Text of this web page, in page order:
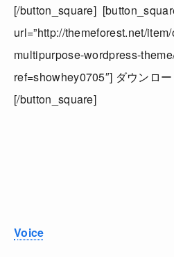
[/button_square]
url=”http://themeforest.net/
multipurpose-wordpress-
ref=showhey0705″] ダウンロ
[/button_square]
Voice